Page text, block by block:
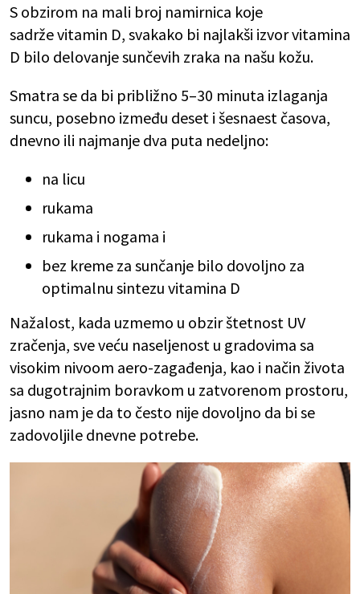
S obzirom na mali broj namirnica koje
sadrže vitamin D, svakako bi najlakši izvor vitamina
D bilo delovanje sunčevih zraka na našu kožu.
Smatra se da bi približno 5–30 minuta izlaganja
suncu, posebno između deset i šesnaest časova,
dnevno ili najmanje dva puta nedeljno:
na licu
rukama
rukama i nogama i
bez kreme za sunčanje bilo dovoljno za
optimalnu sintezu vitamina D
Nažalost, kada uzmemo u obzir štetnost UV
zračenja, sve veću naseljenost u gradovima sa
visokim nivoom aero-zagađenja, kao i način života
sa dugotrajnim boravkom u zatvorenom prostoru,
jasno nam je da to često nije dovoljno da bi se
zadovoljile dnevne potrebe.